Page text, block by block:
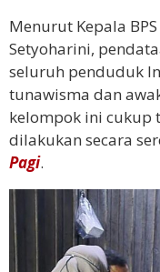
Menurut Kepala
Setyoharini,
seluruh penduduk
tunawisma dan
kelompok ini cukup
dilakukan secara
Pagi.